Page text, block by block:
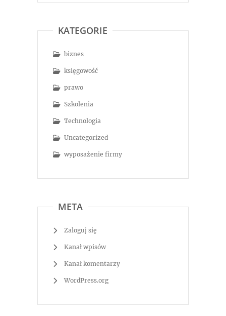
KATEGORIE
biznes
księgowość
prawo
Szkolenia
Technologia
Uncategorized
wyposażenie firmy
META
Zaloguj się
Kanał wpisów
Kanał komentarzy
WordPress.org